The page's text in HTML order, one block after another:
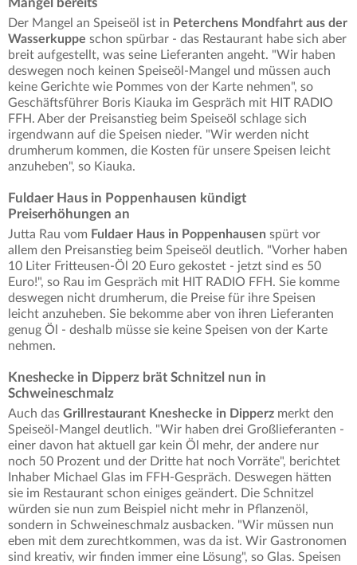
Mangel bereits
Der Mangel an Speiseöl ist in Peterchens Mondfahrt aus der
Wasserkuppe schon spürbar - das Restaurant habe sich aber
breit aufgestellt, was seine Lieferanten angeht. "Wir haben
deswegen noch keinen Speiseöl-Mangel und müssen auch
keine Gerichte wie Pommes von der Karte nehmen", so
Geschäftsführer Boris Kiauka im Gespräch mit HIT RADIO
FFH. Aber der Preisanstieg beim Speiseöl schlage sich
irgendwann auf die Speisen nieder. "Wir werden nicht
drumherum kommen, die Kosten für unsere Speisen leicht
anzuheben", so Kiauka.
Fuldaer Haus in Poppenhausen kündigt
Preiserhöhungen an
Jutta Rau vom Fuldaer Haus in Poppenhausen spürt vor
allem den Preisanstieg beim Speiseöl deutlich. "Vorher haben
10 Liter Fritteusen-Öl 20 Euro gekostet - jetzt sind es 50
Euro!", so Rau im Gespräch mit HIT RADIO FFH. Sie komme
deswegen nicht drumherum, die Preise für ihre Speisen
leicht anzuheben. Sie bekomme aber von ihren Lieferanten
genug Öl - deshalb müsse sie keine Speisen von der Karte
nehmen.
Kneshecke in Dipperz brät Schnitzel nun in
Schweineschmalz
Auch das Grillrestaurant Kneshecke in Dipperz merkt den
Speiseöl-Mangel deutlich. "Wir haben drei Großlieferanten -
einer davon hat aktuell gar kein Öl mehr, der andere nur
noch 50 Prozent und der Dritte hat noch Vorräte", berichtet
Inhaber Michael Glas im FFH-Gespräch. Deswegen hätten
sie im Restaurant schon einiges geändert. Die Schnitzel
würden sie nun zum Beispiel nicht mehr in Pflanzenöl,
sondern in Schweineschmalz ausbacken. "Wir müssen nun
eben mit dem zurechtkommen, was da ist. Wir Gastronomen
sind kreativ, wir finden immer eine Lösung", so Glas. Speisen